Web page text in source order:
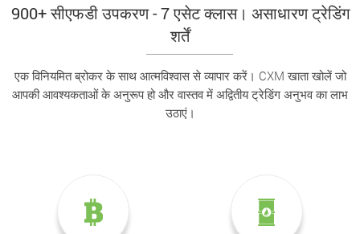
900+ सीएफडी उपकरण - 7 एसेट क्लास। असाधारण ट्रेडिंग
शर्तें
एक विनियमित ब्रोकर के साथ आत्मविश्वास से व्यापार करें। CXM खाता खोलें जो
आपकी आवश्यकताओं के अनुरूप हो और वास्तव में अद्वितीय ट्रेडिंग अनुभव का लाभ
उठाएं।